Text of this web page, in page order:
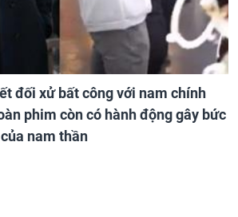
đối xử bất công với nam chính
phim còn có hành động gây bức
nam thần